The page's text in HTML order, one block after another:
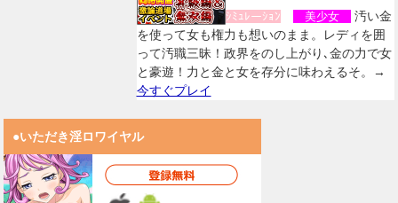
ｼﾐｭﾚーｼｮﾝ 美少女
汚い金
を使って女も権力も想いのまま。レディを囲
って汚職三昧！政界をのし上がり､金の力で女
と豪遊！力と金と女を存分に味わえるそ。→
今すぐプレイ
●いただき淫ロワイヤル